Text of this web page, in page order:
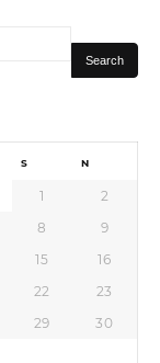
Search
S N
1
2
8
9
15
16
22
23
29
30